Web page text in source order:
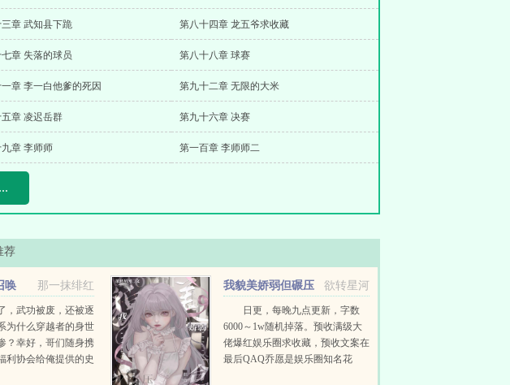
章 武知县下跪 第八十四章 龙五爷求收藏
章 失落的球员 第八十八章 球赛
章 李一白他爹的死因 第九十二章 无限的大米
章 凌迟岳群 第九十六章 决赛
章 李师师 第一百章 李师师二
荐
那一抹绯红
唤
，武功被废，还被逐
为什么穿越者的身世
？幸好，哥们随身携
利协会给俺提供的史
欲转星河
我貌美娇弱但碾压
副本很合理吧[无限流]
日更，每晚九点更新，字数
6000～1w随机掉落。预收满级大
佬爆红娱乐圈求收藏，预收文案在
最后QAQ乔愿是娱乐圈知名花